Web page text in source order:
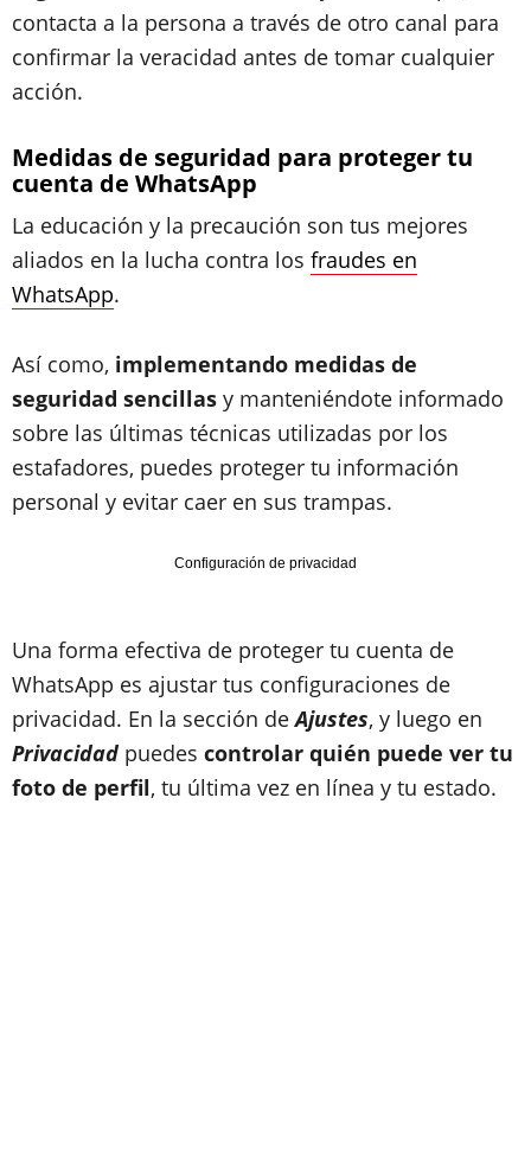
contacta a la persona a través de otro canal para
confirmar la veracidad antes de tomar cualquier
acción.
Medidas de seguridad para proteger tu
cuenta de WhatsApp
La educación y la precaución son tus mejores
aliados en la lucha contra los fraudes en
WhatsApp.
Así como, implementando medidas de
seguridad sencillas y manteniéndote informado
sobre las últimas técnicas utilizadas por los
estafadores, puedes proteger tu información
personal y evitar caer en sus trampas.
Configuración de privacidad
Una forma efectiva de proteger tu cuenta de
WhatsApp es ajustar tus configuraciones de
privacidad. En la sección deAjustes, y luego en
Privacidad puedes controlar quién puede ver tu
foto de perfil, tu última vez en línea y tu estado.